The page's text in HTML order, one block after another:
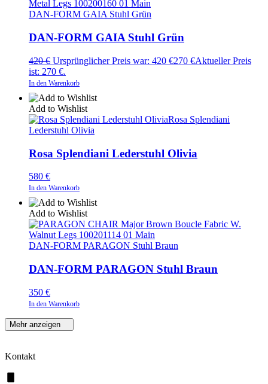
DAN-FORM GAIA Stuhl Grün
DAN-FORM GAIA Stuhl Grün
420€ Ursprünglicher Preis war: 420 €270 €Aktueller Preis
ist: 270 €.
In den Warenkorb
Add to Wishlist
Rosa Splendiani
Lederstuhl Olivia
Rosa Splendiani Lederstuhl Olivia
580 €
In den Warenkorb
Add to Wishlist
DAN-FORM PARAGON Stuhl Braun
DAN-FORM PARAGON Stuhl Braun
350 €
In den Warenkorb
Mehr anzeigen
Kontakt